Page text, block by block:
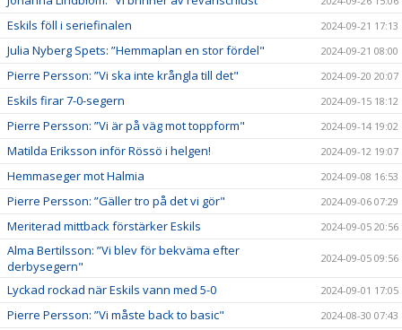
Eskils föll i seriefinalen 2024-09-21 17:13
Julia Nyberg Spets: ”Hemmaplan en stor fördel" 2024-09-21 08:00
Pierre Persson: ”Vi ska inte krångla till det" 2024-09-20 20:07
Eskils firar 7-0-segern 2024-09-15 18:12
Pierre Persson: ”Vi är på väg mot toppform" 2024-09-14 19:02
Matilda Eriksson inför Rössö i helgen! 2024-09-12 19:07
Hemmaseger mot Halmia 2024-09-08 16:53
Pierre Persson: ”Gäller tro på det vi gör" 2024-09-06 07:29
Meriterad mittback förstärker Eskils 2024-09-05 20:56
Alma Bertilsson: ”Vi blev för bekväma efter
derbysegern"
2024-09-05 09:56
Lyckad rockad när Eskils vann med 5-0 2024-09-01 17:05
Pierre Persson: ”Vi måste back to basic" 2024-08-30 07:43